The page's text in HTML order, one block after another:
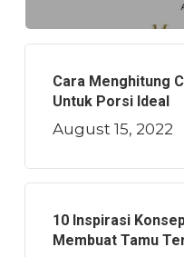
Cara Menghitung
Untuk Porsi Ideal
August 15, 2022
10 Inspirasi
Membuat Tamu